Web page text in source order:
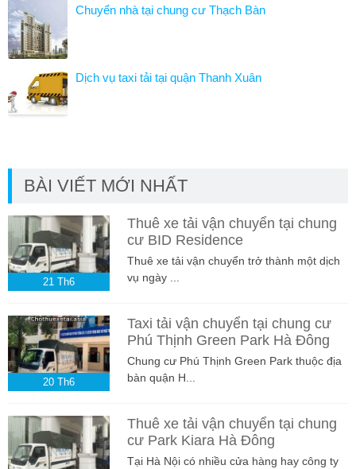
Chuyển nhà tại chung cư Thạch Bàn
Dịch vụ taxi tải tại quận Thanh Xuân
BÀI VIẾT MỚI NHẤT
21 Th6
Thuê xe tải vận chuyển tại chung
cư BID Residence
Thuê xe tải vận chuyển trở thành một dịch
vụ ngày ...
20 Th6
Taxi tải vận chuyển tại chung cư
Phú Thịnh Green Park Hà Đông
Chung cư Phú Thịnh Green Park thuộc địa
bàn quận H...
Thuê xe tải vận chuyển tại chung
cư Park Kiara Hà Đông
Tại Hà Nội có nhiều cửa hàng hay công ty